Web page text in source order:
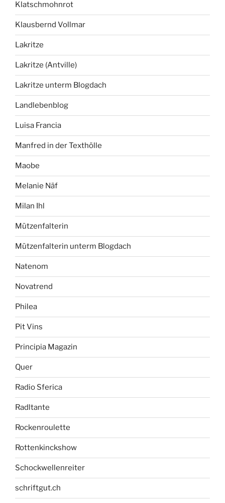
Klatschmohnrot
Klausbernd Vollmar
Lakritze
Lakritze (Antville)
Lakritze unterm Blogdach
Landlebenblog
Luisa Francia
Manfred in der Texthölle
Maobe
Melanie Näf
Milan Ihl
Mützenfalterin
Mützenfalterin unterm Blogdach
Natenom
Novatrend
Philea
Pit Vins
Principia Magazin
Quer
Radio Sferica
Radltante
Rockenroulette
Rottenkinckshow
Schockwellenreiter
schriftgut.ch